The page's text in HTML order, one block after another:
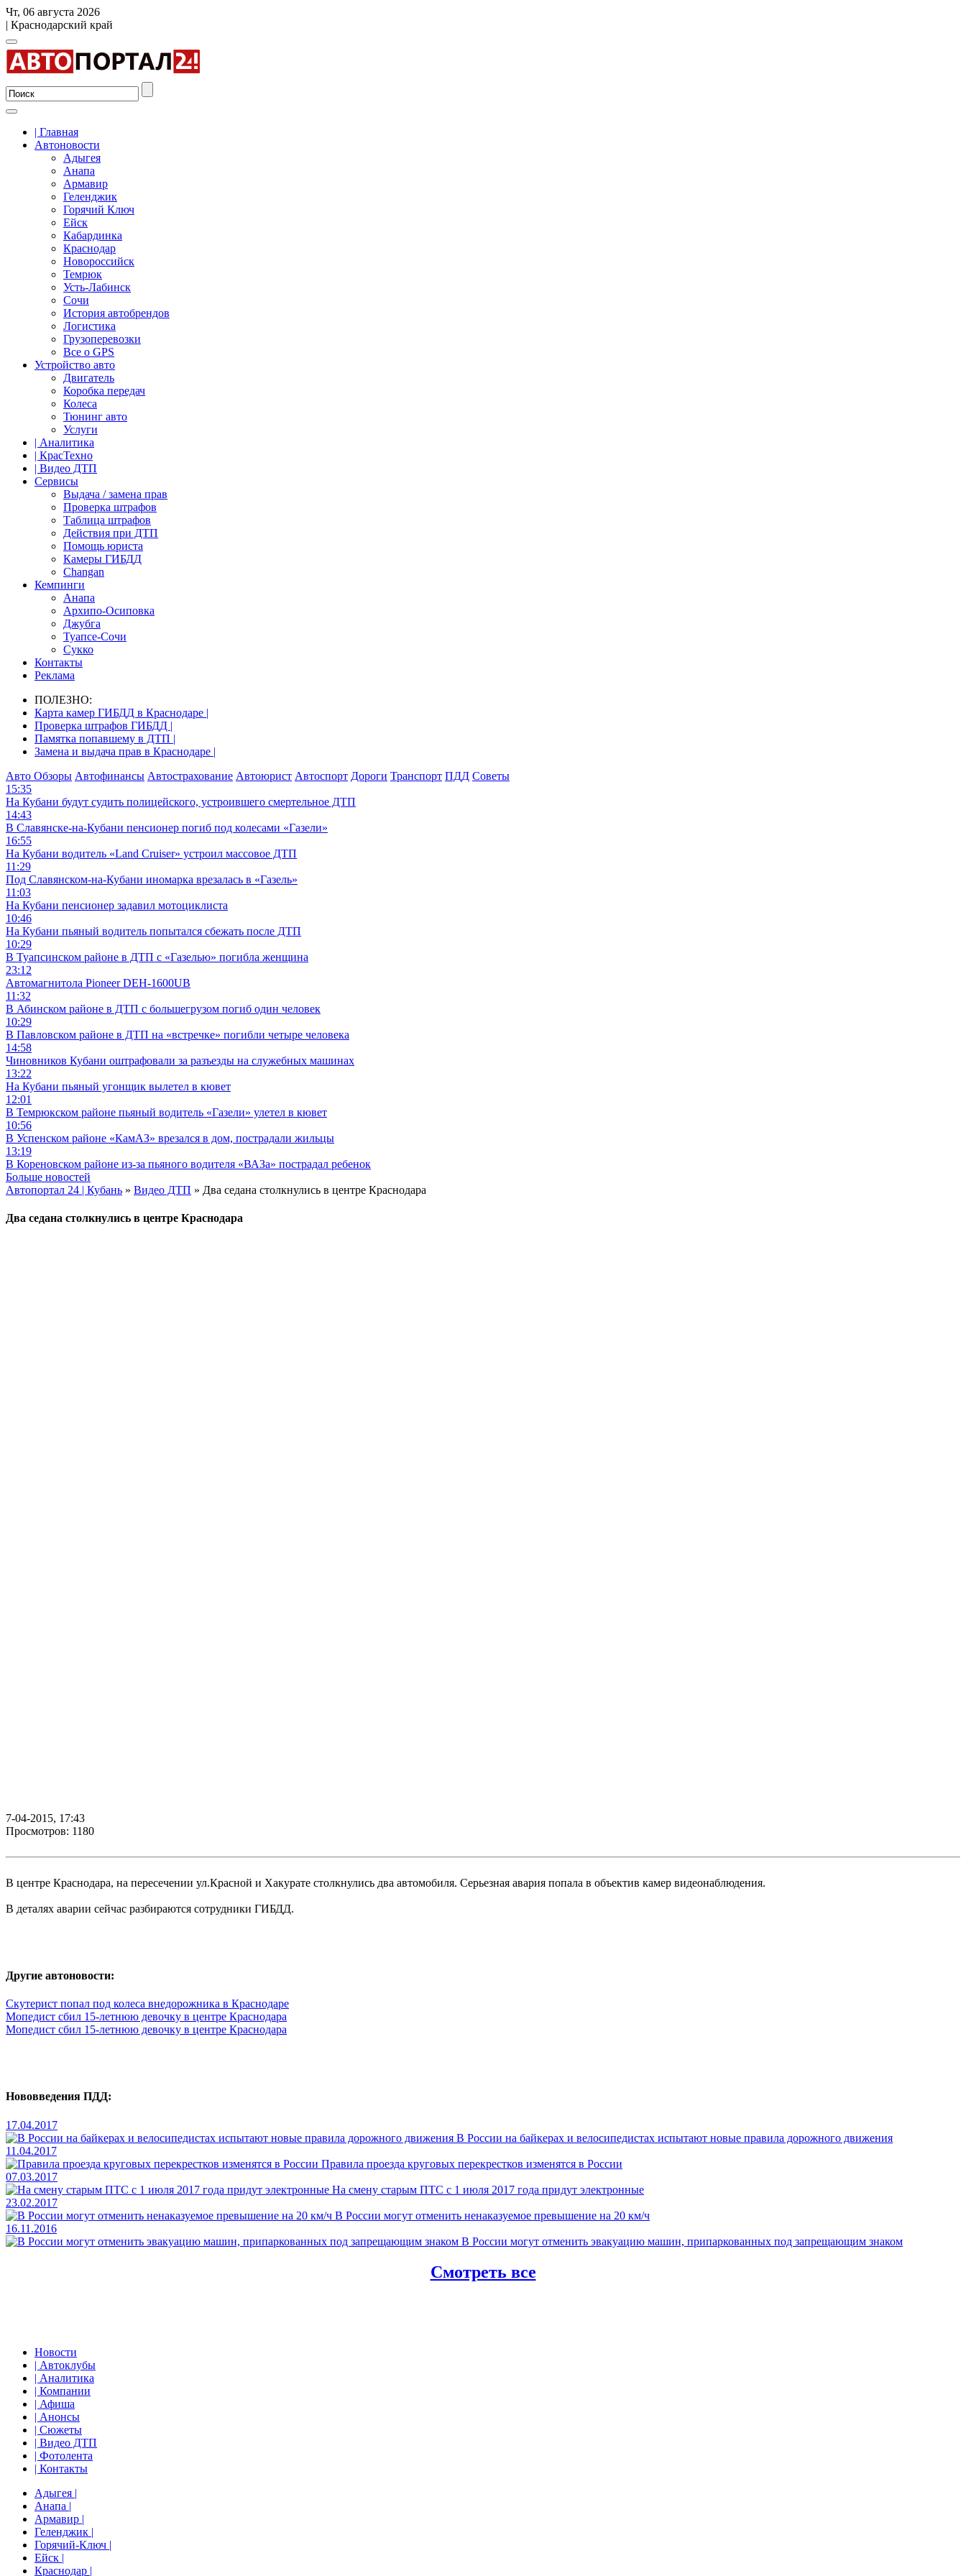
Чт, 06 августа 2026
| Краснодарский край
| Главная
Автоновости
Адыгея
Анапа
Армавир
Геленджик
Горячий Ключ
Ейск
Кабардинка
Краснодар
Новороссийск
Темрюк
Усть-Лабинск
Сочи
История автобрендов
Логистика
Грузоперевозки
Все о GPS
Устройство авто
Двигатель
Коробка передач
Колеса
Тюнинг авто
Услуги
| Аналитика
| КрасТехно
| Видео ДТП
Сервисы
Выдача / замена прав
Проверка штрафов
Таблица штрафов
Действия при ДТП
Помощь юриста
Камеры ГИБДД
Сhangan
Кемпинги
Анапа
Архипо-Осиповка
Джубга
Туапсе-Сочи
Сукко
Контакты
Реклама
ПОЛЕЗНО:
Карта камер ГИБДД в Краснодаре |
Проверка штрафов ГИБДД |
Памятка попавшему в ДТП |
Замена и выдача прав в Краснодаре |
Авто Обзоры Автофинансы Автострахование Автоюрист Автоспорт Дороги Транспорт ПДД Советы
15:35
На Кубани будут судить полицейского, устроившего смертельное ДТП
14:43
В Славянске-на-Кубани пенсионер погиб под колесами «Газели»
16:55
На Кубани водитель «Land Cruiser» устроил массовое ДТП
11:29
Под Славянском-на-Кубани иномарка врезалась в «Газель»
11:03
На Кубани пенсионер задавил мотоциклиста
10:46
На Кубани пьяный водитель попытался сбежать после ДТП
10:29
В Туапсинском районе в ДТП с «Газелью» погибла женщина
23:12
Автомагнитола Pioneer DEH-1600UB
11:32
В Абинском районе в ДТП с большегрузом погиб один человек
10:29
В Павловском районе в ДТП на «встречке» погибли четыре человека
14:58
Чиновников Кубани оштрафовали за разъезды на служебных машинах
13:22
На Кубани пьяный угонщик вылетел в кювет
12:01
В Темрюкском районе пьяный водитель «Газели» улетел в кювет
10:56
В Успенском районе «КамАЗ» врезался в дом, пострадали жильцы
13:19
В Кореновском районе из-за пьяного водителя «ВАЗа» пострадал ребенок
Больше новостей
Автопортал 24 | Кубань » Видео ДТП » Два седана столкнулись в центре Краснодара
Два седана столкнулись в центре Краснодара
7-04-2015, 17:43
Просмотров: 1180
В центре Краснодара, на пересечении ул.Красной и Хакурате столкнулись два автомобиля. Серьезная авария попала в объектив камер видеонаблюдения.
В деталях аварии сейчас разбираются сотрудники ГИБДД.
Другие автоновости:
Скутерист попал под колеса внедорожника в Краснодаре
Мопедист сбил 15-летнюю девочку в центре Краснодара
Мопедист сбил 15-летнюю девочку в центре Краснодара
Нововведения ПДД:
17.04.2017
В России на байкерах и велосипедистах испытают новые правила дорожного движения
11.04.2017
Правила проезда круговых перекрестков изменятся в России
07.03.2017
На смену старым ПТС с 1 июля 2017 года придут электронные
23.02.2017
В России могут отменить ненаказуемое превышение на 20 км/ч
16.11.2016
В России могут отменить эвакуацию машин, припаркованных под запрещающим знаком
Смотреть все
Новости
| Автоклубы
| Аналитика
| Компании
| Афиша
| Анонсы
| Сюжеты
| Видео ДТП
| Фотолента
| Контакты
Адыгея |
Анапа |
Армавир |
Геленджик |
Горячий-Ключ |
Ейск |
Краснодар |